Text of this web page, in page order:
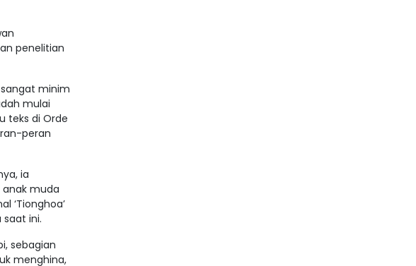
penelitian
minim
mulai
teks di Orde
peran
ia
muda
‘Tionghoa’
ini.
sebagian
menghina,